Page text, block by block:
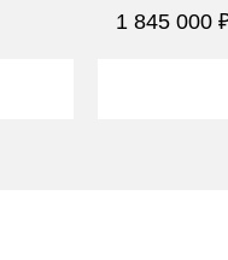
1 845 000